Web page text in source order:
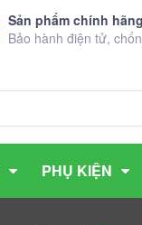
Sản phẩm chính
Bảo hành điện tử,
PHỤ KIỆN